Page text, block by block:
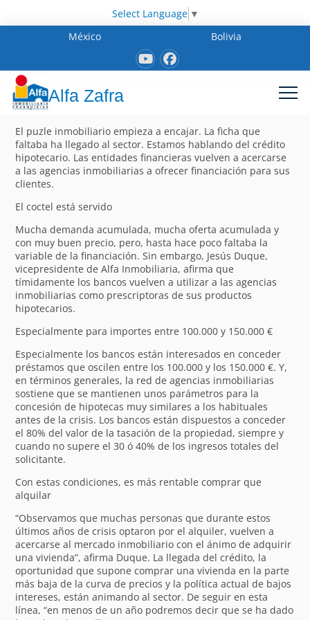
Select Language ▼
México
Bolivia
Alfa Zafra
El puzle inmobiliario empieza a encajar. La ficha que
faltaba ha llegado al sector. Estamos hablando del crédito
hipotecario. Las entidades financieras vuelven a acercarse
a las agencias inmobiliarias a ofrecer financiación para sus
clientes.
El coctel está servido
Mucha demanda acumulada, mucha oferta acumulada y
con muy buen precio, pero, hasta hace poco faltaba la
variable de la financiación. Sin embargo, Jesús Duque,
vicepresidente de Alfa Inmobiliaria, afirma que
tímidamente los bancos vuelven a utilizar a las agencias
inmobiliarias como prescriptoras de sus productos
hipotecarios.
Especialmente para importes entre 100.000 y 150.000 €
Especialmente los bancos están interesados en conceder
préstamos que oscilen entre los 100.000 y los 150.000 €. Y,
en términos generales, la red de agencias inmobiliarias
sostiene que se mantienen unos parámetros para la
concesión de hipotecas muy similares a los habituales
antes de la crisis. Los bancos están dispuestos a conceder
el 80% del valor de la tasación de la propiedad, siempre y
cuando no supere el 30 ó 40% de los ingresos totales del
solicitante.
Con estas condiciones, es más rentable comprar que
alquilar
“Observamos que muchas personas que durante estos
últimos años de crisis optaron por el alquiler, vuelven a
acercarse al mercado inmobiliario con el ánimo de adquirir
una vivienda”, afirma Duque. La llegada del crédito, la
oportunidad que supone comprar una vivienda en la parte
más baja de la curva de precios y la política actual de bajos
intereses, están animando al sector. De seguir en esta
línea, “en menos de un año podremos decir que se ha dado